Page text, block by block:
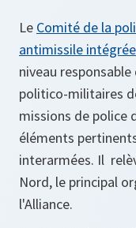
Le Comité de la
antimissile intégrée
niveau
politico-militaires
missions de police
éléments
interarmées. Il
Nord, le principal
l'Alliance.